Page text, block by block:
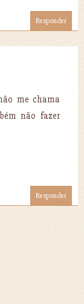
Responder
me chama
não fazer
Responder